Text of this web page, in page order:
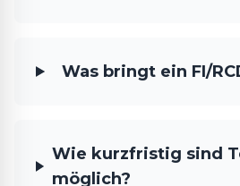
Was bringt ein FI/
Wie kurzfristig sind
möglich?